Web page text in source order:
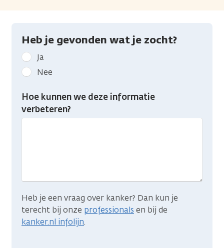
Heb je gevonden wat je zocht?
Geef
kanker.nl
feedback:
Heb
gevonden
Ja
Nee
Hoe kunnen we deze informatie
verbeteren?
Heb je een vraag over kanker? Dan kun je
terecht bij onze professionals en bij de
kanker.nl infolijn.